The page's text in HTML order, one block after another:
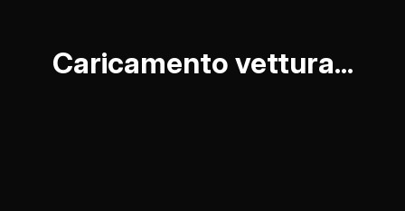
Caricamento vettura...